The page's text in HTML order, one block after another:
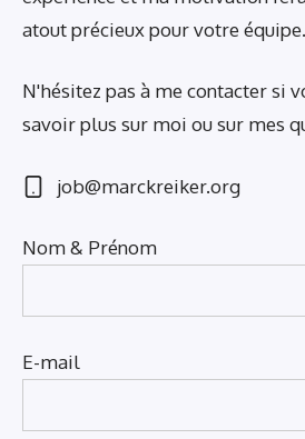
atout précieux pour votre équipe.
N'hésitez pas à me contacter si
savoir plus sur moi ou sur mes
job@marckreiker.org
Nom & Prénom
E-mail